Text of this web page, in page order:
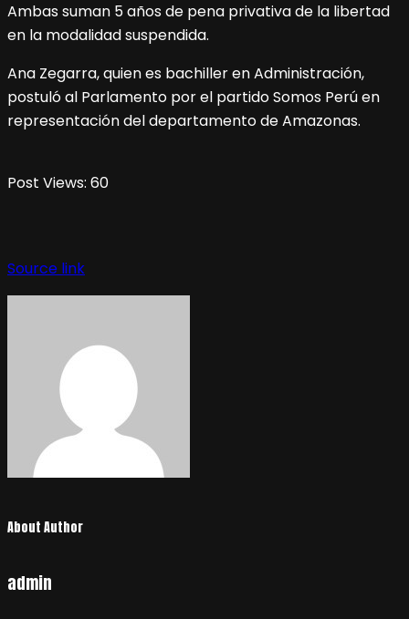
Ambas suman 5 años de pena privativa de la libertad
en la modalidad suspendida.
Ana Zegarra, quien es bachiller en Administración,
postuló al Parlamento por el partido Somos Perú en
representación del departamento de Amazonas.
Post Views: 60
Source link
About Author
admin